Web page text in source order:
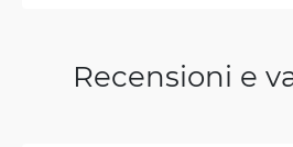
Recensioni e